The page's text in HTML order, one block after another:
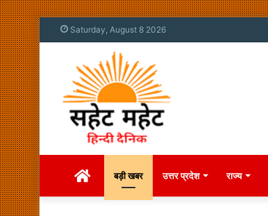
Saturday, August 8 2026
Homeबड़ी खबर उत्तर प्रदेश राज्य